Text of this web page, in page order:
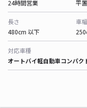
24時間営業
平
長さ
480cm 以下
車幅
対応車種
オートバイ軽自動車コンパク